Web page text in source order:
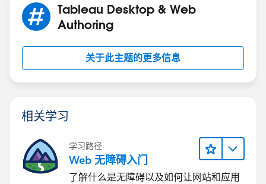
Tableau Desktop & Web
Authoring
关于此主题的更多信息
相关学习
学习路径
Web 无障碍入门
了解什么是无障碍以及如何让网站和应用